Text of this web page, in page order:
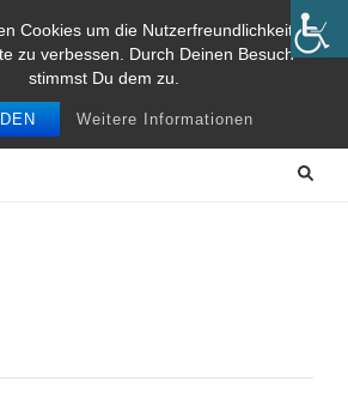
Cookies um die Nutzerfreundlichkeit
zu verbessen. Durch Deinen Besuch
stimmst Du dem zu.
Weitere Informationen
and Travel